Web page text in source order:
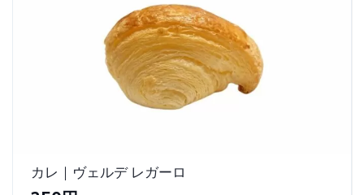
カレ｜ヴェルデ レガーロ